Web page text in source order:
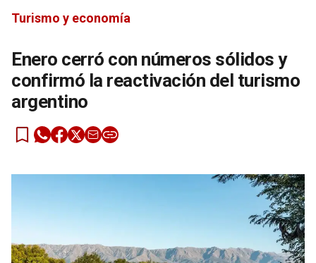
Turismo y economía
Enero cerró con números sólidos y
confirmó la reactivación del turismo
argentino